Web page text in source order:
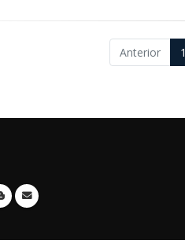
Anterior 1